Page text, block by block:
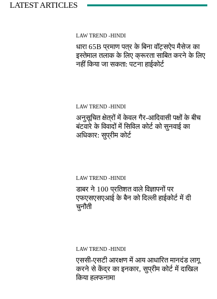
LATEST ARTICLES
LAW TREND -HINDI
धारा 65B प्रमाण पत्र के बिना वॉट्सऐप मैसेज का
इस्तेमाल तलाक के लिए क्रूरता साबित करने के लिए
नहीं किया जा सकता: पटना हाईकोर्ट
LAW TREND -HINDI
अनुसूचित क्षेत्रों में केवल गैर-आदिवासी पक्षों के बीच
बंटवारे के विवादों में सिविल कोर्ट को सुनवाई का
अधिकार: सुप्रीम कोर्ट
LAW TREND -HINDI
डाबर ने 100 प्रतिशत वाले विज्ञापनों पर
एफएसएसएआई के बैन को दिल्ली हाईकोर्ट में दी
चुनौती
LAW TREND -HINDI
एससी-एसटी आरक्षण में आय आधारित मानदंड लागू
करने से केंद्र का इनकार, सुप्रीम कोर्ट में दाखिल
किया हलफनामा